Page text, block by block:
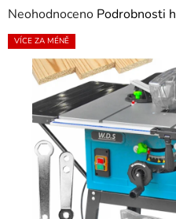
Průměrné
hodnocení
produktu
hvězdiček.
Neohodnoceno Podrobnosti
VÍCE ZA MÉNĚ